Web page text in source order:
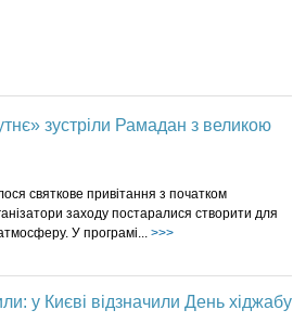
зустріли Рамадан з великою
святкове привітання з початком
заходу постаралися створити для
У програмі... >>>
у Києві відзначили День хіджабу